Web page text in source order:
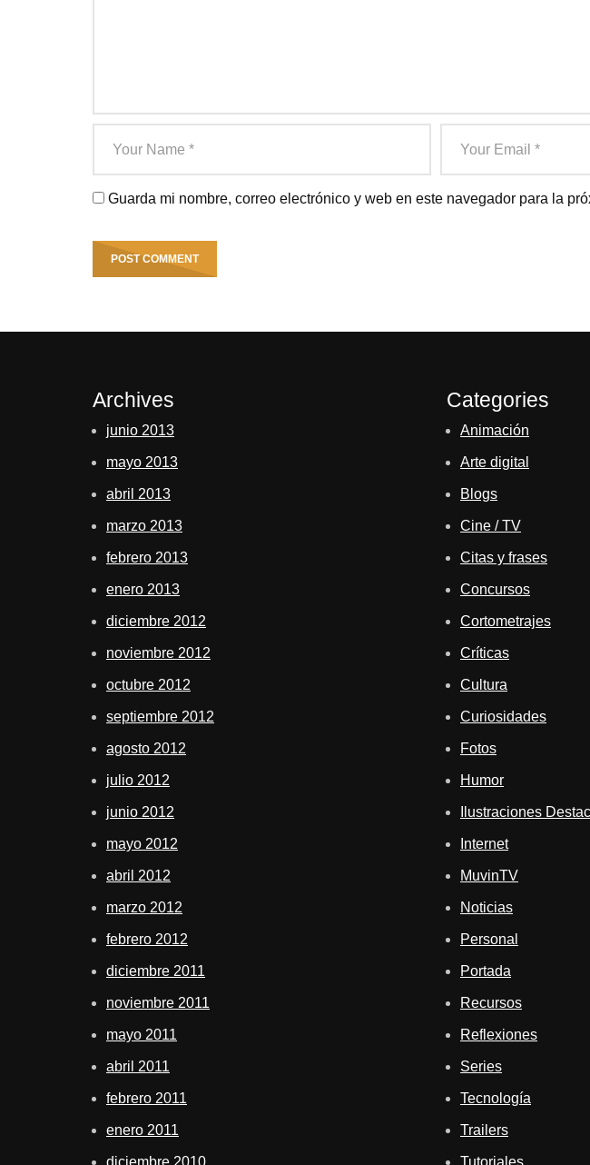
Guarda mi nombre, correo electrónico y web en este navegador para la
Archives
junio 2013
mayo 2013
abril 2013
marzo 2013
febrero 2013
enero 2013
diciembre 2012
noviembre 2012
octubre 2012
septiembre 2012
agosto 2012
julio 2012
junio 2012
mayo 2012
abril 2012
marzo 2012
febrero 2012
diciembre 2011
noviembre 2011
mayo 2011
abril 2011
febrero 2011
enero 2011
Categories
Animación
Arte digital
Blogs
Cine / TV
Citas y frases
Concursos
Cortometrajes
Críticas
Cultura
Curiosidades
Fotos
Humor
Ilustraciones
Internet
MuvinTV
Noticias
Personal
Portada
Recursos
Reflexiones
Series
Tecnología
Trailers